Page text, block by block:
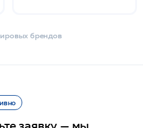
брендов